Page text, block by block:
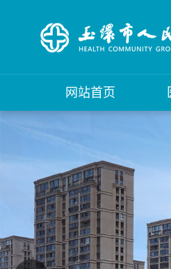
网站首页